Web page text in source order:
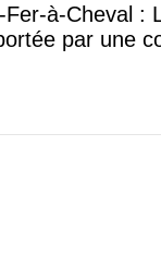
Fer-à-Cheval :
par une